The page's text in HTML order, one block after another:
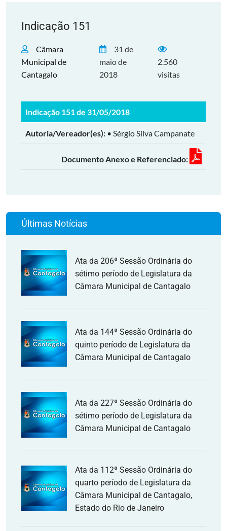
Indicação 151
Câmara
Municipal de
Cantagalo
31 de
maio de
2018
2.560
visitas
Indicação 151 de 31/05/2018
Autoria/Vereador(es): • Sérgio Silva Campanate
Documento Anexo e Referenciado:
Últimas Notícias
Ata da 206ª Sessão Ordinária do
sétimo período de Legislatura da
Câmara Municipal de Cantagalo
Ata da 144ª Sessão Ordinária do
quinto período de Legislatura da
Câmara Municipal de Cantagalo
Ata da 227ª Sessão Ordinária do
sétimo período de Legislatura da
Câmara Municipal de Cantagalo
Ata da 112ª Sessão Ordinária do
quarto período de Legislatura da
Câmara Municipal de Cantagalo,
Estado do Rio de Janeiro